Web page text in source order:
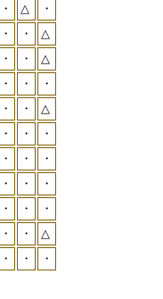
・ △
・
・ ・
△
・ ・
△
・ ・
・
・ ・
△
・ ・
・
・ ・
・
・ ・
・
・ ・
・
・ ・
△
・ ・ ・